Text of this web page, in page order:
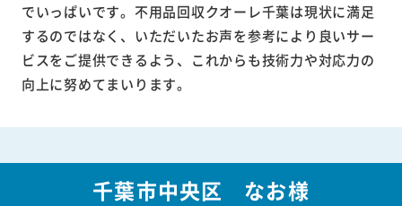
でいっぱいです。不用品回収クオーレ千葉は現状に満足
するのではなく、いただいたお声を参考により良いサー
ビスをご提供できるよう、これからも技術力や対応力の
向上に努めてまいります。
千葉市中央区 なお様